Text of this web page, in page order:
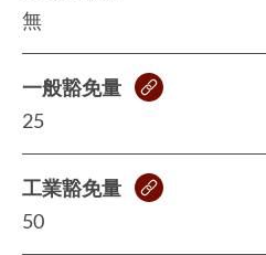
無
一般豁免量
25
工業豁免量
50